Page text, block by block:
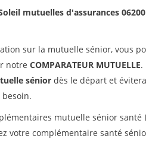
mutuelles d'assurances 06200
sur la mutuelle sénior, vous
notre COMPARATEUR MUTUELLE.
sénior dès le départ et
mutuelle sénior
votre complémentaire santé